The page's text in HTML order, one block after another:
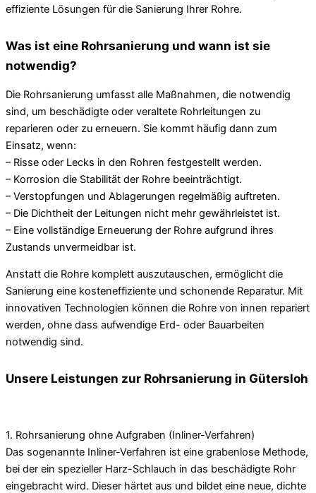
effiziente Lösungen für die Sanierung Ihrer Rohre.
Was ist eine Rohrsanierung und wann ist sie
notwendig?
Die Rohrsanierung umfasst alle Maßnahmen, die notwendig
sind, um beschädigte oder veraltete Rohrleitungen zu
reparieren oder zu erneuern. Sie kommt häufig dann zum
Einsatz, wenn:
– Risse oder Lecks in den Rohren festgestellt werden.
– Korrosion die Stabilität der Rohre beeinträchtigt.
– Verstopfungen und Ablagerungen regelmäßig auftreten.
– Die Dichtheit der Leitungen nicht mehr gewährleistet ist.
– Eine vollständige Erneuerung der Rohre aufgrund ihres
Zustands unvermeidbar ist.
Anstatt die Rohre komplett auszutauschen, ermöglicht die
Sanierung eine kosteneffiziente und schonende Reparatur. Mit
innovativen Technologien können die Rohre von innen repariert
werden, ohne dass aufwendige Erd- oder Bauarbeiten
notwendig sind.
Unsere Leistungen zur Rohrsanierung in Gütersloh
1. Rohrsanierung ohne Aufgraben (Inliner-Verfahren)
Das sogenannte Inliner-Verfahren ist eine grabenlose Methode,
bei der ein spezieller Harz-Schlauch in das beschädigte Rohr
eingebracht wird. Dieser härtet aus und bildet eine neue, dichte